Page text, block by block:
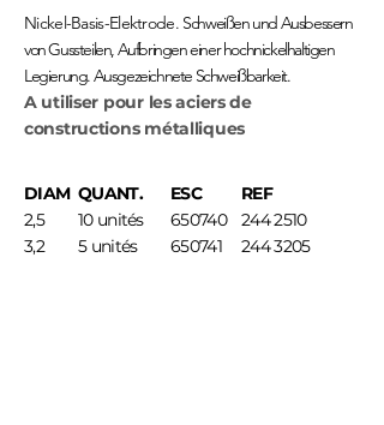
Nickel-Basis-Elektrode. Schweißen und Ausbessern
von Gussteilen, Aufbringen einer hochnickelhaltigen
Legierung. Ausgezeichnete Schweißbarkeit.
A utiliser pour les aciers de
constructions métalliques
DIAM
2,5
3,2
QUANT.
10 unités
5 unités
ESC
650740
650741
REF
244 2510
244 3205